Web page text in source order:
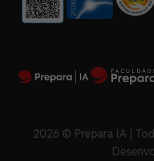
2026 © Prepara IA |